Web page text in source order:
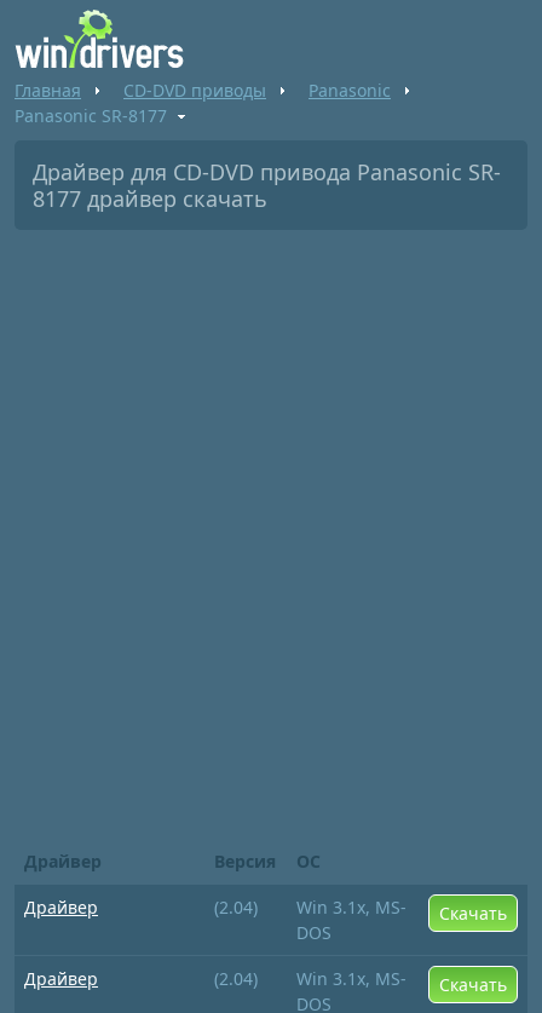
Главная CD-DVD приводы
Panasonic
Panasonic SR-8177
Драйвер для CD-DVD привода Panasonic SR-
8177 драйвер скачать
Драйвер Версия
ОС
Драйвер
(2.04)
Win 3.1x, MS-
DOS
Скачать
Драйвер (2.04)
Win 3.1x, MS-
DOS
Скачать